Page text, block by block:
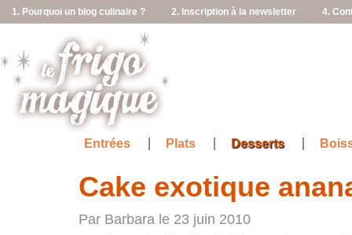
1. Pourquoi un blog culinaire ? 2. Inscription à la newsletter 4.
Entrées Plats Desserts
Cake exotique
Par Barbara le 23 juin 2010